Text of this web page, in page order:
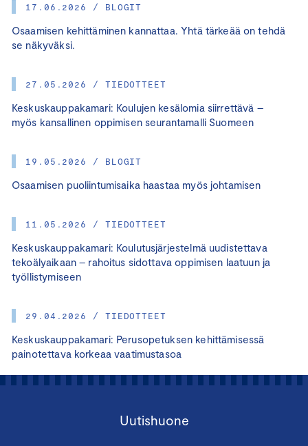
17.06.2026 / BLOGIT
Osaamisen kehittäminen kannattaa. Yhtä tärkeää on tehdä
se näkyväksi.
27.05.2026 / TIEDOTTEET
Keskuskauppakamari: Koulujen kesälomia siirrettävä –
myös kansallinen oppimisen seurantamalli Suomeen
19.05.2026 / BLOGIT
Osaamisen puoliintumisaika haastaa myös johtamisen
11.05.2026 / TIEDOTTEET
Keskuskauppakamari: Koulutusjärjestelmä uudistettava
tekoälyaikaan – rahoitus sidottava oppimisen laatuun ja
työllistymiseen
29.04.2026 / TIEDOTTEET
Keskuskauppakamari: Perusopetuksen kehittämisessä
painotettava korkeaa vaatimustasoa
Uutishuone